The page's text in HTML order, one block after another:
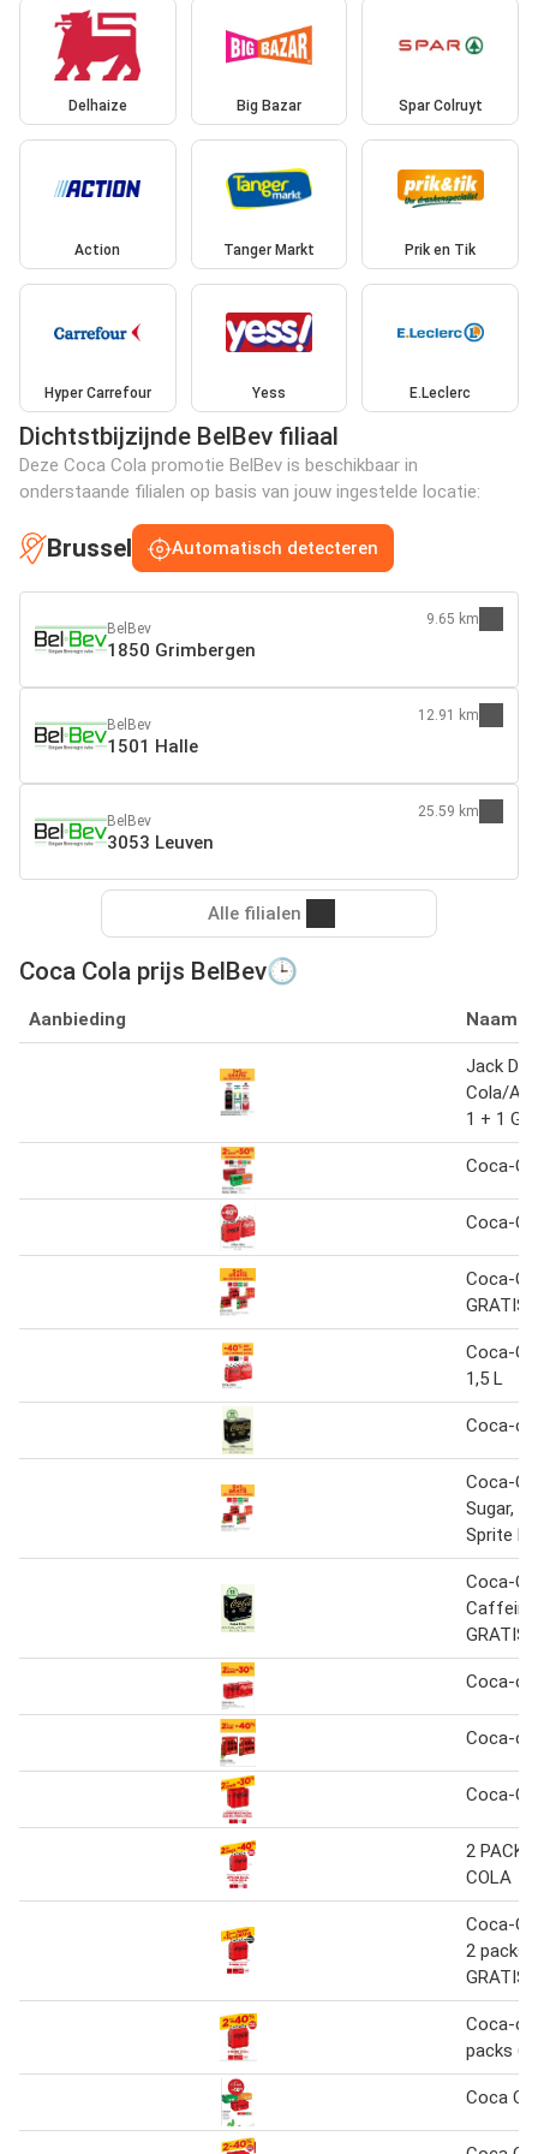
Delhaize Big Bazar Spar Colruyt
Action Tanger Markt Prik en Tik
Hyper Carrefour Yess E.Leclerc
Dichtstbijzijnde BelBev filiaal
Deze Coca Cola promotie BelBev is beschikbaar in
onderstaande filialen op basis van jouw ingestelde locatie:
Brussel Automatisch detecteren
BelBev
1850 Grimbergen
9.65 km
BelBev
1501 Halle
12.91 km
BelBev
3053 Leuven
25.59 km
Alle filialen
Coca Cola prijs BelBev🕒
Aanbieding Naam
Jack
Cola/
1 + 1
Coca-
Coca-
Coca-
GRATIS
Coca-
1,5 L
Coca-
Coca-
Sugar,
Sprite
Coca-
Caffeine
GRATIS
Coca-
Coca-
Coca-
2
COLA
Coca-
2 packs
GRATIS
Coca-
packs
Coca